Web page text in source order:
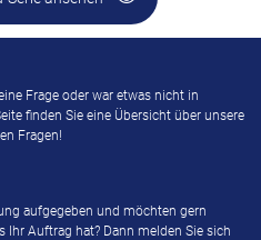
Frage oder war etwas nicht in
finden Sie eine Übersicht über unsere
Fragen!
aufgegeben und möchten gern
Ihr Auftrag hat? Dann melden Sie sich